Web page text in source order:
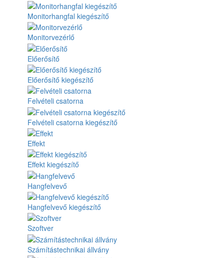
Monitorhangfal kiegészítő
Monitorvezérlő
Előerősítő
Előerősítő kiegészítő
Felvételi csatorna
Felvételi csatorna kiegészítő
Effekt
Effekt kiegészítő
Hangfelvevő
Hangfelvevő kiegészítő
Szoftver
Számítástechnikai állvány